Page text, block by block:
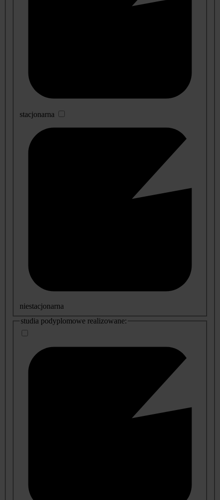
stacjonarna
niestacjonarna
studia podyplomowe realizowane: